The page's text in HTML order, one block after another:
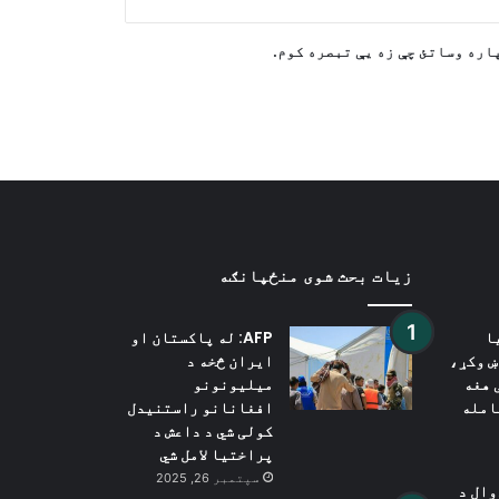
منعکسوي
وساتئ چې زه یې تبصره کوم.
وکړ،
هغه
د
زیات بحث شوی منځپانګه
AFP: له پاکستان او
ایران څخه د
میلیونونو
افغانانو راستنیدل
کولی شي د داعش د
پراختیا لامل شي
سپتمبر 26, 2025